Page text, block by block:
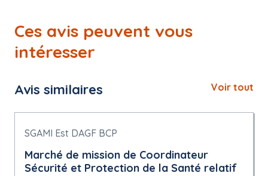
Ces avis peuvent vous
intéresser
Avis similaires Voir tout
SGAMI Est DAGF BCP
Marché de mission de Coordinateur
Sécurité et Protection de la Santé relatif